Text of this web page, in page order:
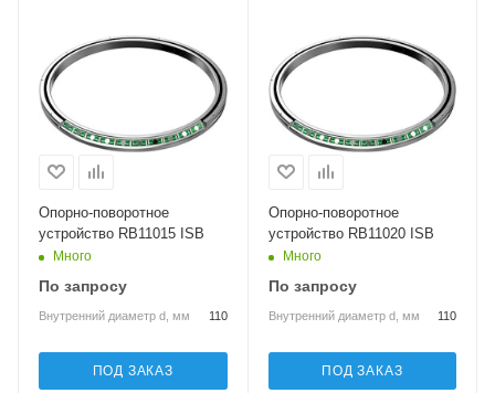
Опорно-поворотное
устройство RB11015 ISB
Много
По запросу
Внутренний диаметр d, мм 110
ПОД ЗАКАЗ
Опорно-поворотное
устройство RB11020 ISB
Много
По запросу
Внутренний диаметр d, мм 110
ПОД ЗАКАЗ